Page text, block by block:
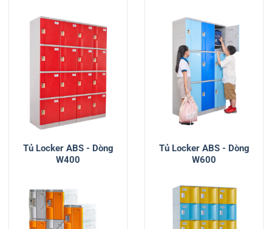
Tủ Locker ABS - Dòng
W400
Tủ Locker ABS - Dòng
W600